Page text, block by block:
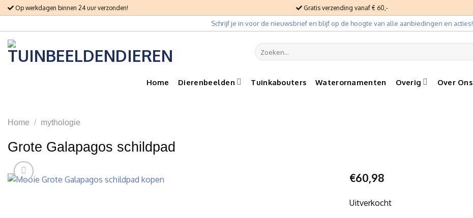
Skip
to
content
Op werkdagen binnen 24 uur verzonden! Gratis verzending vanaf € 60,-
Schrijf je in voor de nieuwsbrief en blijf op de hoogte van alle aanbiedingen en acties!
Zoeken
naar:
Home Dierenbeelden Tuinkabouters Waterornamenten Overig Over Ons
Home / mythologie
Grote Galapagos schildpad
€60,98
Uitverkocht